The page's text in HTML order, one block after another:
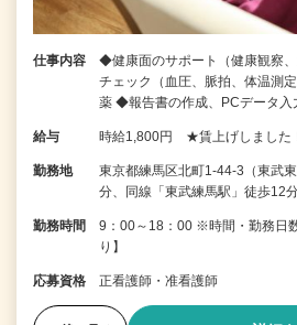
仕事内容
◆健康面のサポート（健康観察
チェック（血圧、脈拍、体温測
薬 ◆報告書の作成、PCデータ入
給与 時給1,800円 ★賃上げしました
勤務地
東京都練馬区北町1-44-3（東武
分、同線「東武練馬駅」徒歩12分
勤務時間
9：00～18：00 ※時間・勤務日
り】
応募資格 正看護師・准看護師